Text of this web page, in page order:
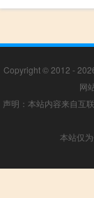
Copyright © 2012 -
网
声明：本站内容来自互
本站仅